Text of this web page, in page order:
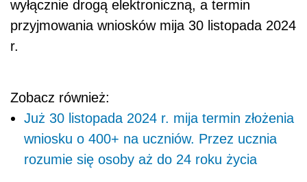
wyłącznie drogą elektroniczną, a termin
przyjmowania wniosków mija 30 listopada 2024
r.
Zobacz również:
Już 30 listopada 2024 r. mija termin złożenia
wniosku o 400+ na uczniów. Przez ucznia
rozumie się osoby aż do 24 roku życia